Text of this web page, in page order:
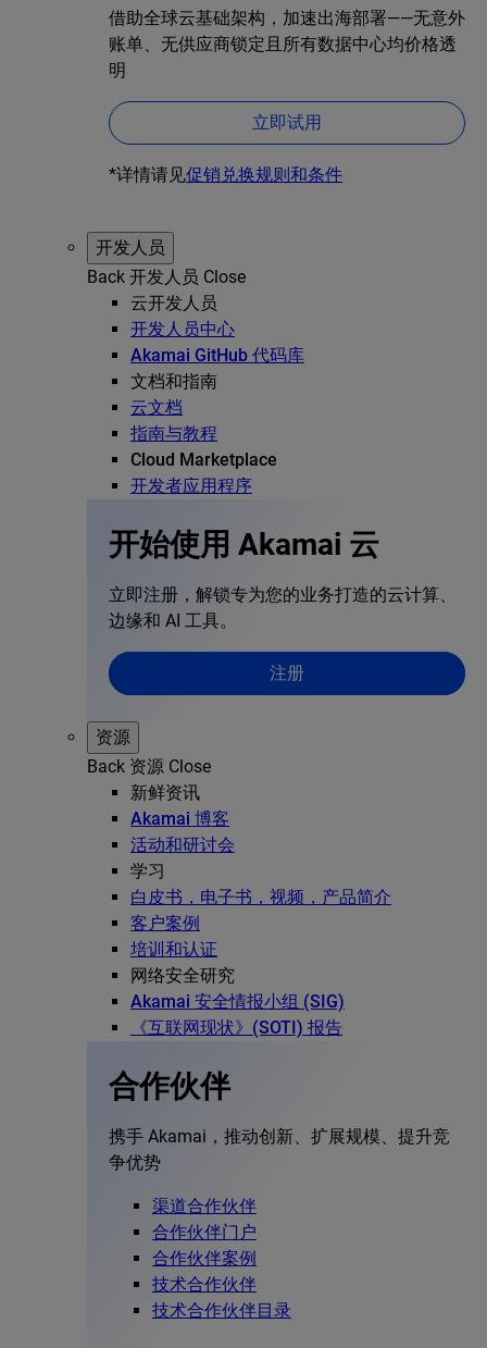
借助全球云基础架构，加速出海部署——无意外
账单、无供应商锁定且所有数据中心均价格透
明
立即试用
*详情请见促销兑换规则和条件
开发人员
Back 开发人员 Close
云开发人员
开发人员中心
Akamai GitHub 代码库
文档和指南
云文档
指南与教程
Cloud Marketplace
开发者应用程序
开始使用 Akamai 云
立即注册，解锁专为您的业务打造的云计算、
边缘和 AI 工具。
注册
资源
Back 资源 Close
新鲜资讯
Akamai 博客
活动和研讨会
学习
白皮书，电子书，视频，产品简介
客户案例
培训和认证
网络安全研究
Akamai 安全情报小组 (SIG)
《互联网现状》(SOTI) 报告
合作伙伴
携手 Akamai，推动创新、扩展规模、提升竞
争优势
渠道合作伙伴
合作伙伴门户
合作伙伴案例
技术合作伙伴
技术合作伙伴目录